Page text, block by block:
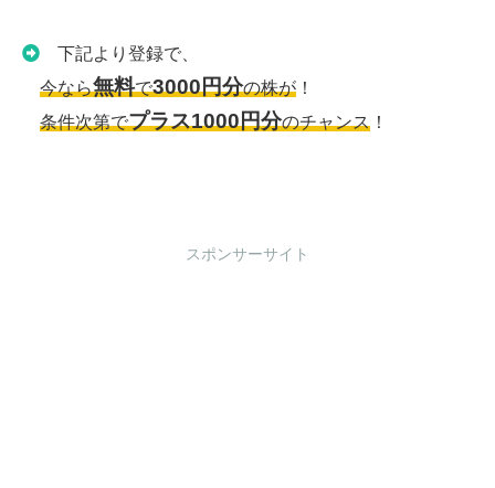
下記より登録で、
今なら無料で3000円分の株が ！
条件次第でプラス1000円分のチャンス ！
スポンサーサイト